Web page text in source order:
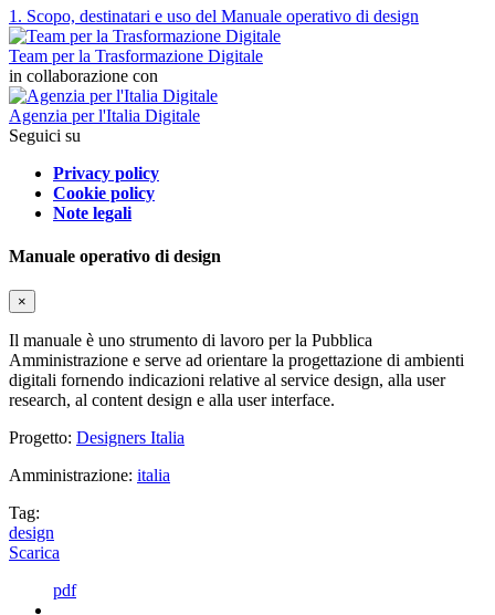
1. Scopo, destinatari e uso del Manuale operativo di design
Team per la Trasformazione Digitale
in collaborazione con
Agenzia per l'Italia Digitale
Seguici su
Privacy policy
Cookie policy
Note legali
Manuale operativo di design
×
Il manuale è uno strumento di lavoro per la Pubblica
Amministrazione e serve ad orientare la progettazione di ambienti
digitali fornendo indicazioni relative al service design, alla user
research, al content design e alla user interface.
Progetto: Designers Italia
Amministrazione: italia
Tag:
design
Scarica
pdf